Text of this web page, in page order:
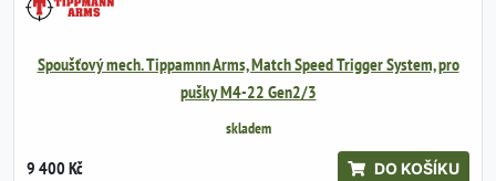
Spoušťový mech. Tippamnn Arms, Match Speed Trigger System, pro
pušky M4-22 Gen2/3
skladem
9 400 Kč DO KOŠÍKU